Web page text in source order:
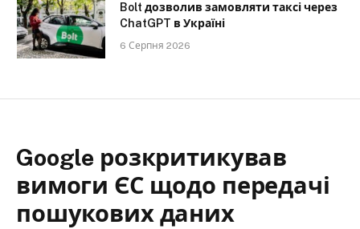
Bolt дозволив замовляти таксі через
ChatGPT в Україні
6 Серпня 2026
Google розкритикував
вимоги ЄС щодо передачі
пошукових даних